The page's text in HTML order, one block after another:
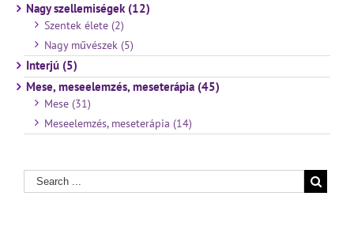
Nagy szellemiségek (12)
Szentek élete (2)
Nagy művészek (5)
Interjú (5)
Mese, meseelemzés, meseterápia (45)
Mese (31)
Meseelemzés, meseterápia (14)